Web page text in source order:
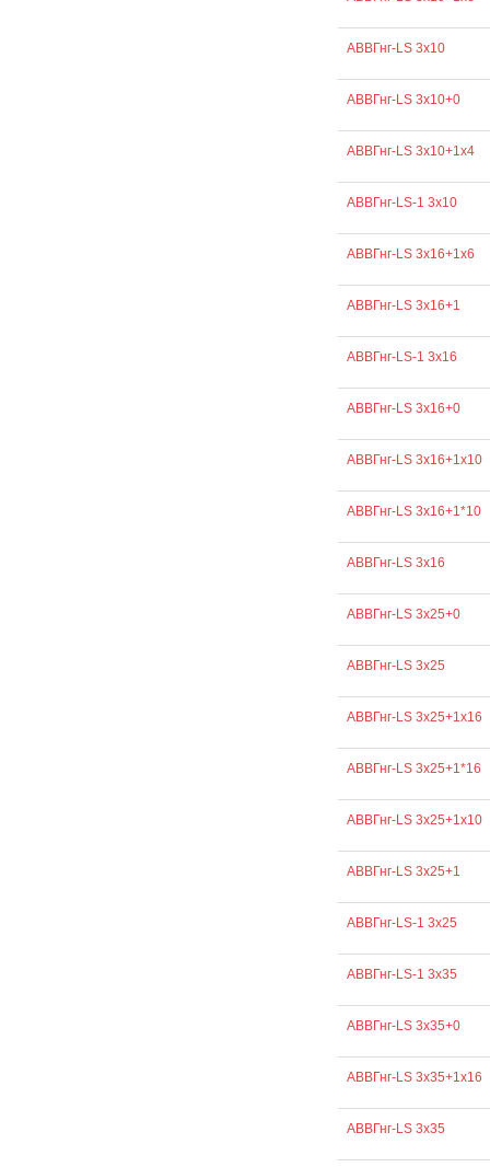
АВВГнг-LS 3х10
АВВГнг-LS 3х10+0
АВВГнг-LS 3х10+1х4
АВВГнг-LS-1 3х10
АВВГнг-LS 3х16+1х6
АВВГнг-LS 3х16+1
АВВГнг-LS-1 3х16
АВВГнг-LS 3х16+0
АВВГнг-LS 3х16+1х10
АВВГнг-LS 3х16+1*10
АВВГнг-LS 3х16
АВВГнг-LS 3х25+0
АВВГнг-LS 3х25
АВВГнг-LS 3х25+1х16
АВВГнг-LS 3х25+1*16
АВВГнг-LS 3х25+1х10
АВВГнг-LS 3х25+1
АВВГнг-LS-1 3х25
АВВГнг-LS-1 3х35
АВВГнг-LS 3х35+0
АВВГнг-LS 3х35+1х16
АВВГнг-LS 3х35